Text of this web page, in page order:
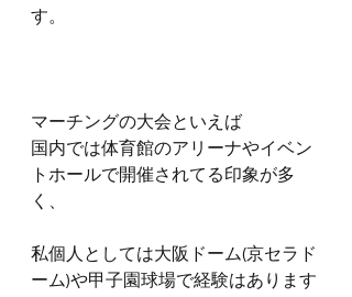
す。
マーチングの大会といえば
国内では体育館のアリーナやイベン
トホールで開催されてる印象が多
く、
私個人としては大阪ドーム(京セラド
ーム)や甲子園球場で経験はあります